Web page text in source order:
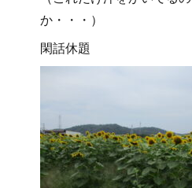
か・・・）
閑話休題